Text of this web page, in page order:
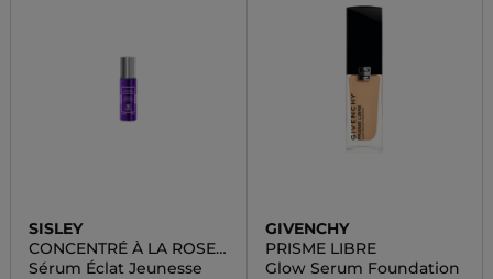
SISLEY
CONCENTRÉ À LA ROSE
NOIRE
Sérum Éclat Jeunesse
GIVENCHY
PRISME LIBRE
Glow Serum Foundation